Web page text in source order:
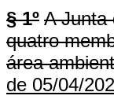
§ 1º A Junta
quatro
área
de 05/04/